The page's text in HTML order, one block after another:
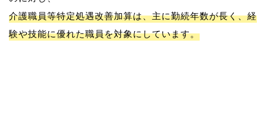
介護職員等特定処遇改善加算は、主に勤続年数が長く、経
験や技能に優れた職員を対象にしています。